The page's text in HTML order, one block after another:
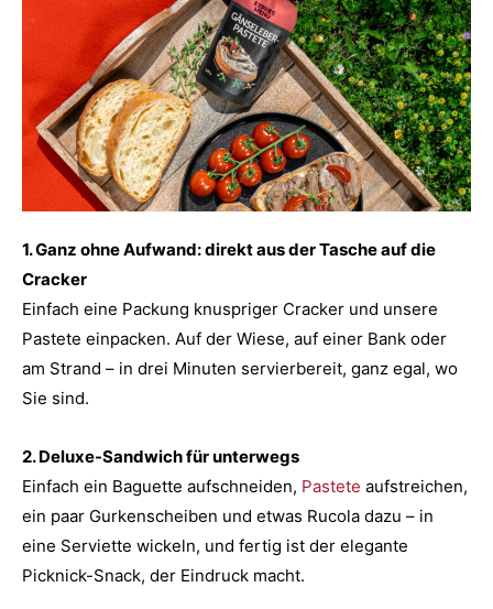
1. Ganz ohne Aufwand: direkt aus der Tasche auf die
Cracker
Einfach eine Packung knuspriger Cracker und unsere
Pastete einpacken. Auf der Wiese, auf einer Bank oder
am Strand – in drei Minuten servierbereit, ganz egal, wo
Sie sind.
2. Deluxe-Sandwich für unterwegs
Einfach ein Baguette aufschneiden, Pastete aufstreichen,
ein paar Gurkenscheiben und etwas Rucola dazu – in
eine Serviette wickeln, und fertig ist der elegante
Picknick-Snack, der Eindruck macht.